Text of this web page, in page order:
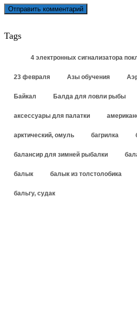
Tags
4 электронных сигнализатора
23 февраля Азы обучения
Байкал Балда для ловли рыбы
аксессуары для палатки
арктический, омуль багрилка
балансир для зимней рыбалки
балык балык из толстолобика
бальгу, судак